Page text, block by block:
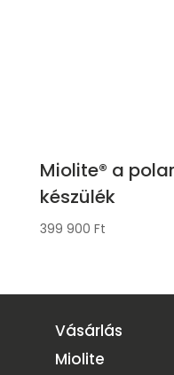
Miolite® a
készülék
399 900 Ft
Vásárlás
Miolite